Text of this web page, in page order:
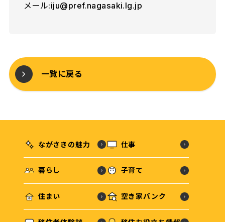
メール:iju@pref.nagasaki.lg.jp
一覧に戻る
ながさきの魅力 仕事
暮らし 子育て
住まい 空き家バンク